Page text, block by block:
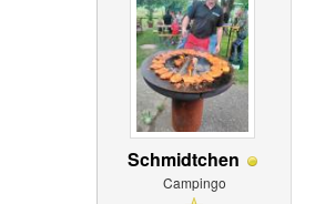
Schmidtchen
Campingo